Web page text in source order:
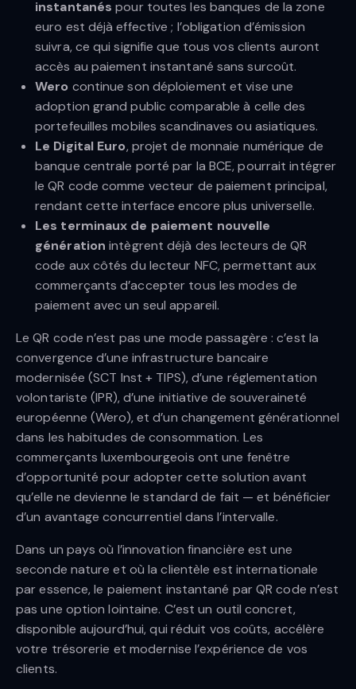
instantanés pour toutes les banques de la zone
euro est déjà effective ; l’obligation d’émission
suivra, ce qui signifie que tous vos clients auront
accès au paiement instantané sans surcoût.
Wero continue son déploiement et vise une
adoption grand public comparable à celle des
portefeuilles mobiles scandinaves ou asiatiques.
Le Digital Euro, projet de monnaie numérique de
banque centrale porté par la BCE, pourrait intégrer
le QR code comme vecteur de paiement principal,
rendant cette interface encore plus universelle.
Les terminaux de paiement nouvelle
génération intègrent déjà des lecteurs de QR
code aux côtés du lecteur NFC, permettant aux
commerçants d’accepter tous les modes de
paiement avec un seul appareil.
Le QR code n’est pas une mode passagère : c’est la
convergence d’une infrastructure bancaire
modernisée (SCT Inst + TIPS), d’une réglementation
volontariste (IPR), d’une initiative de souveraineté
européenne (Wero), et d’un changement générationnel
dans les habitudes de consommation. Les
commerçants luxembourgeois ont une fenêtre
d’opportunité pour adopter cette solution avant
qu’elle ne devienne le standard de fait — et bénéficier
d’un avantage concurrentiel dans l’intervalle.
Dans un pays où l’innovation financière est une
seconde nature et où la clientèle est internationale
par essence, le paiement instantané par QR code n’est
pas une option lointaine. C’est un outil concret,
disponible aujourd’hui, qui réduit vos coûts, accélère
votre trésorerie et modernise l’expérience de vos
clients.